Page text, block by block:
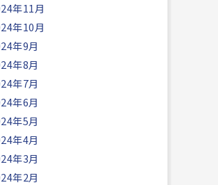
年11月
年10月
年9月
年8月
年7月
年6月
年5月
年4月
年3月
年2月